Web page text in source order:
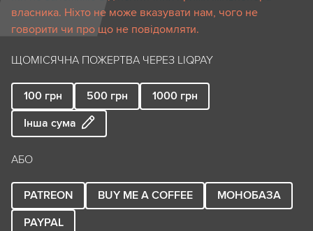
власника. Ніхто не може вказувати нам, чого не
говорити чи про що не повідомляти.
ЩОМІСЯЧНА ПОЖЕРТВА ЧЕРЕЗ LIQPAY
100 грн 500 грн 1000 грн
Інша сума
АБО
PATREON BUY ME A COFFEE
МОНОБАЗА
PAYPAL